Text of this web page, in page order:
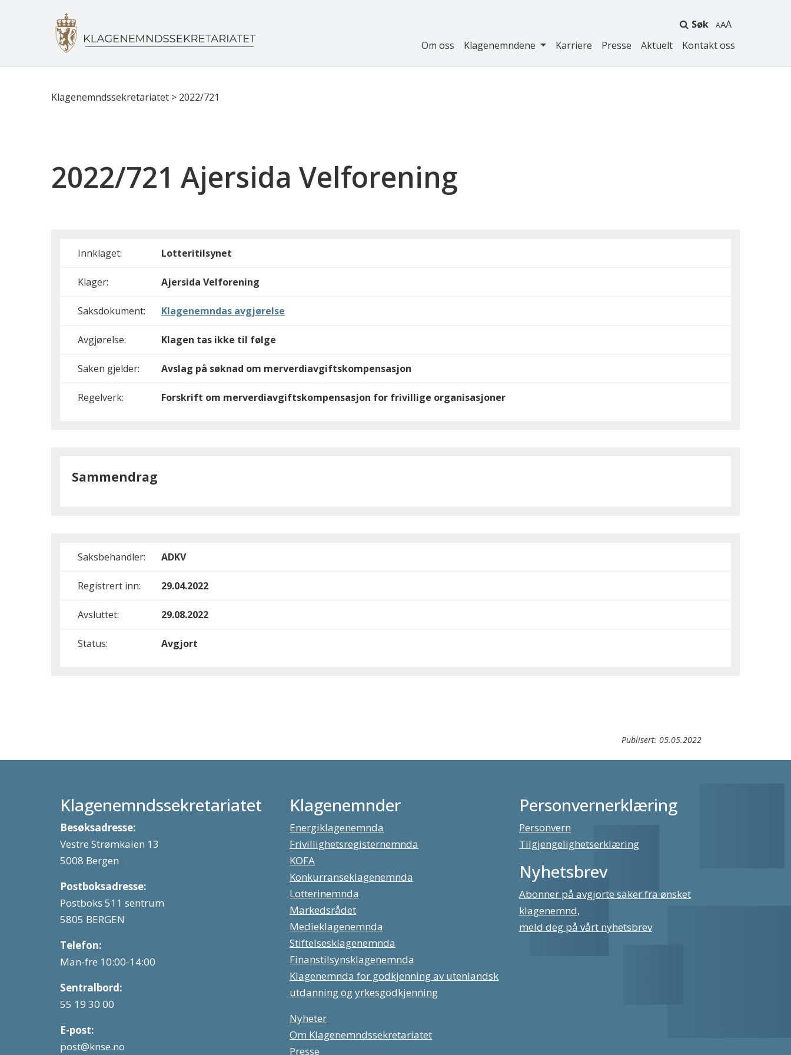
Søk A
Om oss Klagenemndene Karriere Presse Aktuelt Kontakt oss
Klagenemndssekretariatet > 2022/721
2022/721 Ajersida Velforening
Innklaget: Lotteritilsynet
Klager: Ajersida Velforening
Saksdokument: Klagenemndas avgjørelse
Avgjørelse: Klagen tas ikke til følge
Saken gjelder: Avslag på søknad om merverdiavgiftskompensasjon
Regelverk: Forskrift om merverdiavgiftskompensasjon for frivillige organisasjoner
Sammendrag
Saksbehandler: ADKV
Registrert inn: 29.04.2022
Avsluttet: 29.08.2022
Status: Avgjort
Publisert: 05.05.2022
Klagenemndssekretariatet
Besøksadresse:
Vestre Strømkaien 13
5008 Bergen
Postboksadresse:
Postboks 511 sentrum
5805 BERGEN
Telefon:
Man-fre 10:00-14:00
Sentralbord:
55 19 30 00
E-post:
post@knse.no
Klagenemnder
Energiklagenemnda
Frivillighetsregisternemnda
KOFA
Konkurranseklagenemnda
Lotterinemnda
Markedsrådet
Medieklagenemnda
Stiftelsesklagenemnda
Finanstilsynsklagenemnda
Klagenemnda for godkjenning av utenlandsk
utdanning og yrkesgodkjenning
Nyheter
Om Klagenemndssekretariatet
Presse
Personvernerklæring
Personvern
Tilgjengelighetserklæring
Nyhetsbrev
Abonner på avgjorte saker fra ønsket
klagenemnd,
meld deg på vårt nyhetsbrev